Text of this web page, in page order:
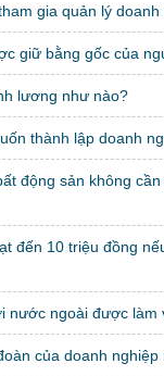
gia quản lý doanh
giữ bằng gốc của
lương như nào?
thành lập doanh
động sản không
đến 10 triệu đồng
nước ngoài được làm
của doanh nghiệp